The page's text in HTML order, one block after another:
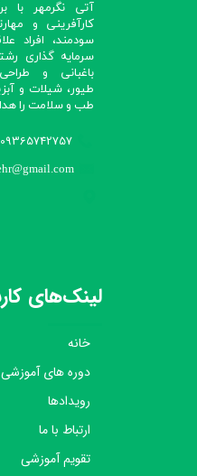
آتی نگرمهر با
کارآفرینی و
سودمند، افراد
سرمایه گذاری
باغبانی و
طیور، شیلات و
طب و سلامت را
09365742757
لینک‌های
خانه
دوره های آموزشی
رویدادها
ارتباط با ما
تقویم آموزشی